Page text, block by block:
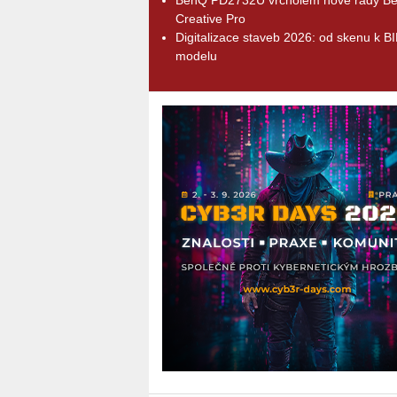
Creative Pro
Digitalizace staveb 2026: od skenu k
modelu